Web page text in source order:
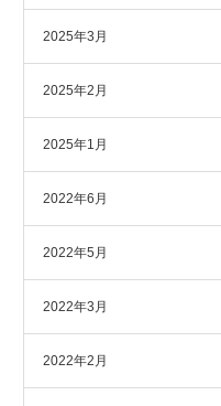
2025年3月
2025年2月
2025年1月
2022年6月
2022年5月
2022年3月
2022年2月